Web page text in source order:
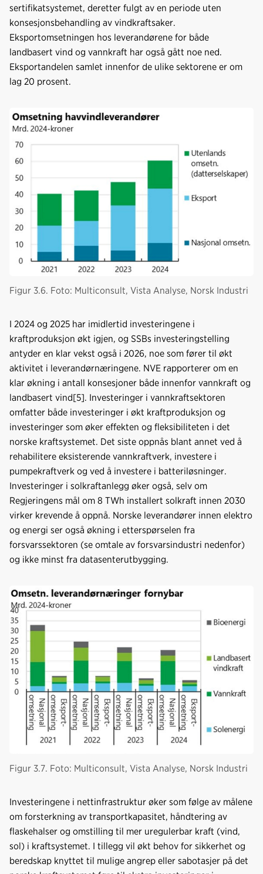
sertifikatsystemet, deretter fulgt av en periode uten
konsesjonsbehandling av vindkraftsaker.
Eksportomsetningen hos leverandørene for både
landbasert vind og vannkraft har også gått noe ned.
Eksportandelen samlet innenfor de ulike sektorene er om
lag 20 prosent.
Figur 3.6. Foto: Multiconsult, Vista Analyse, Norsk Industri
I 2024 og 2025 har imidlertid investeringene i
kraftproduksjon økt igjen, og SSBs investeringstelling
antyder en klar vekst også i 2026, noe som fører til økt
aktivitet i leverandørnæringene. NVE rapporterer om en
klar økning i antall konsesjoner både innenfor vannkraft og
landbasert vind[5]. Investeringer i vannkraftsektoren
omfatter både investeringer i økt kraftproduksjon og
investeringer som øker effekten og fleksibiliteten i det
norske kraftsystemet. Det siste oppnås blant annet ved å
rehabilitere eksisterende vannkraftverk, investere i
pumpekraftverk og ved å investere i batteriløsninger.
Investeringer i solkraftanlegg øker også, selv om
Regjeringens mål om 8 TWh installert solkraft innen 2030
virker krevende å oppnå. Norske leverandører innen elektro
og energi ser også økning i etterspørselen fra
forsvarssektoren (se omtale av forsvarsindustri nedenfor)
og ikke minst fra datasenterutbygging.
Figur 3.7. Foto: Multiconsult, Vista Analyse, Norsk Industri
Investeringene i nettinfrastruktur øker som følge av målene
om forsterkning av transportkapasitet, håndtering av
flaskehalser og omstilling til mer uregulerbar kraft (vind,
sol) i kraftsystemet. I tillegg vil økt behov for sikkerhet og
beredskap knyttet til mulige angrep eller sabotasjer på det